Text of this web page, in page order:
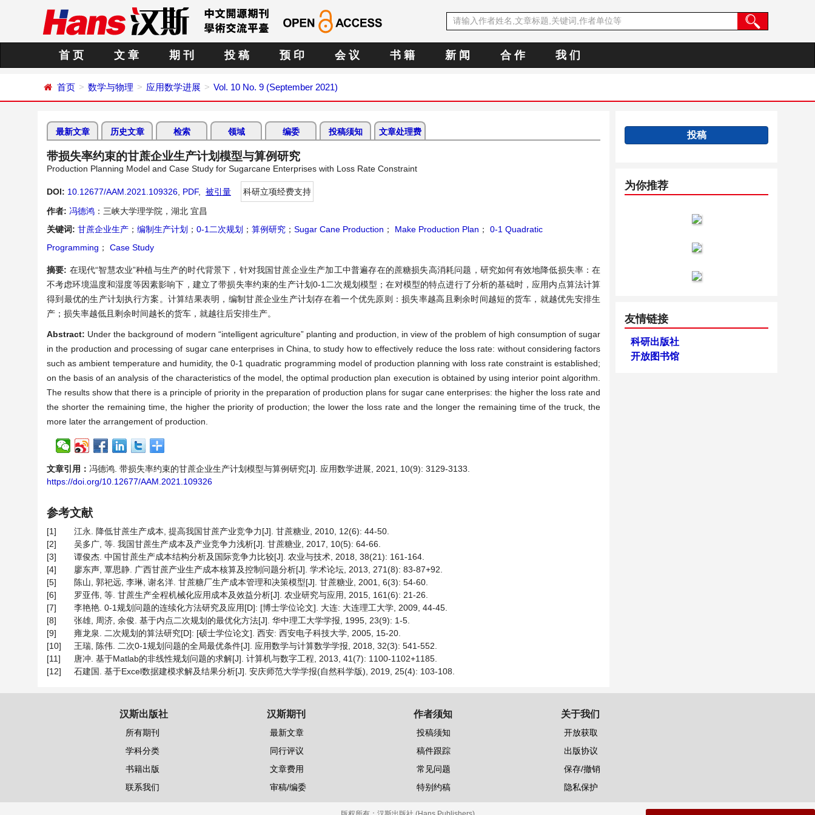
首 页 文 章 期 刊 投 稿 预 印 会 议 书 籍 新 闻 合 作 我 们
首页 数学与物理 应用数学进展 Vol. 10 No. 9 (September 2021)
最新文章 历史文章 检索 领域 编委 投稿须知 文章处理费
带损失率约束的甘蔗企业生产计划模型与算例研究
Production Planning Model and Case Study for Sugarcane Enterprises with Loss Rate Constraint
DOI: 10.12677/AAM.2021.109326 PDF, 被引量
科研立项经费支持
作者: 冯德鸿 ：三峡大学理学院，湖北 宜昌
关键词: 甘蔗企业生产 ； 编制生产计划 ； 0-1二次规划 ； 算例研究 ； Sugar Cane Production ； Make Production Plan ；
0-1 Quadratic
Programming ； Case Study
摘要: 在现代“智慧农业”种植与生产的时代背景下，针对我国甘蔗企业生产加工中普遍存在的蔗糖损失高消耗问题，研究如何有效地降低损失率：在
不考虑环境温度和湿度等因素影响下，建立了带损失率约束的生产计划0-1二次规划模型；在对模型的特点进行了分析的基础时，应用内点算法计算
得到最优的生产计划执行方案。计算结果表明，编制甘蔗企业生产计划存在着一个优先原则：损失率越高且剩余时间越短的货车，就越优先安排生
产；损失率越低且剩余时间越长的货车，就越往后安排生产。
Abstract: Under the background of modern “intelligent agriculture” planting and production, in view of the problem of high consumption of sugar
in the production and processing of sugar cane enterprises in China, to study how to effectively reduce the loss rate: without considering factors
such as ambient temperature and humidity, the 0-1 quadratic programming model of production planning with loss rate constraint is established;
on the basis of an analysis of the characteristics of the model, the optimal production plan execution is obtained by using interior point algorithm.
The results show that there is a principle of priority in the preparation of production plans for sugar cane enterprises: the higher the loss rate and
the shorter the remaining time, the higher the priority of production; the lower the loss rate and the longer the remaining time of the truck, the
more later the arrangement of production.
文章引用： 冯德鸿. 带损失率约束的甘蔗企业生产计划模型与算例研究[J]. 应用数学进展, 2021, 10(9): 3129-3133.
https://doi.org/10.12677/AAM.2021.109326
参考文献
[1]
江永. 降低甘蔗生产成本, 提高我国甘蔗产业竞争力[J]. 甘蔗糖业, 2010, 12(6): 44-50.
[2]
吴多广, 等. 我国甘蔗生产成本及产业竞争力浅析[J]. 甘蔗糖业, 2017, 10(5): 64-66.
[3]
谭俊杰. 中国甘蔗生产成本结构分析及国际竞争力比较[J]. 农业与技术, 2018, 38(21): 161-164.
[4]
廖东声, 覃思静. 广西甘蔗产业生产成本核算及控制问题分析[J]. 学术论坛, 2013, 271(8): 83-87+92.
[5]
陈山, 郭祀远, 李琳, 谢名洋. 甘蔗糖厂生产成本管理和决策模型[J]. 甘蔗糖业, 2001, 6(3): 54-60.
[6]
罗亚伟, 等. 甘蔗生产全程机械化应用成本及效益分析[J]. 农业研究与应用, 2015, 161(6): 21-26.
[7]
李艳艳. 0-1规划问题的连续化方法研究及应用[D]: [博士学位论文]. 大连: 大连理工大学, 2009, 44-45.
[8]
张雄, 周济, 余俊. 基于内点二次规划的最优化方法[J]. 华中理工大学学报, 1995, 23(9): 1-5.
[9]
雍龙泉. 二次规划的算法研究[D]: [硕士学位论文]. 西安: 西安电子科技大学, 2005, 15-20.
[10]
王瑞, 陈伟. 二次0-1规划问题的全局最优条件[J]. 应用数学与计算数学学报, 2018, 32(3): 541-552.
[11]
唐冲. 基于Matlab的非线性规划问题的求解[J]. 计算机与数字工程, 2013, 41(7): 1100-1102+1185.
[12]
石建国. 基于Excel数据建模求解及结果分析[J]. 安庆师范大学学报(自然科学版), 2019, 25(4): 103-108.
投稿
为你推荐
友情链接
科研出版社
开放图书馆
汉斯出版社
所有期刊
学科分类
书籍出版
联系我们
汉斯期刊
最新文章
同行评议
文章费用
审稿/编委
作者须知
投稿须知
稿件跟踪
常见问题
特别约稿
关于我们
开放获取
出版协议
保存/撤销
隐私保护